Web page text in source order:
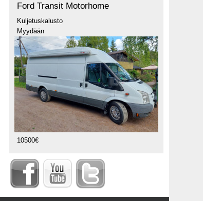
Ford Transit Motorhome
Kuljetuskalusto
Myydään
10500€